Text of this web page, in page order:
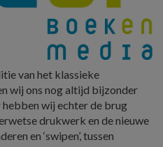
van het klassieke
wij ons nog altijd bijzonder
wij echter de brug
drukwerk en de nieuwe
en ‘swipen’, tussen